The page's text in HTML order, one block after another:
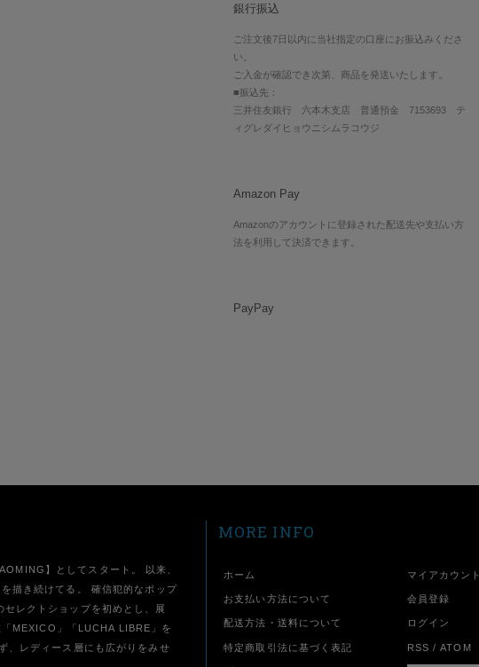
銀行振込
ご注文後7日以内に当社指定の口座にお振込みくださ
い。
ご入金が確認でき次第、商品を発送いたします。
■振込先：
三井住友銀行 六本木支店 普通預金 7153693 テ
ィグレダイヒョウニシムラコウジ
Amazon Pay
Amazonのアカウントに登録された配送先や支払い方
法を利用して決済できます。
PayPay
】としてスタート。 以来、
描き続けてる。 確信犯的なポップ
レクトショップを初めとし、展
MEXICO」「LUCHA LIBRE」を
、レディース層にも広がりをみせ
MORE INFO
ホーム
お支払い方法について
配送方法・送料について
特定商取引法に基づく表記
マイアカウント
会員登録
ログイン
RSS /ATOM